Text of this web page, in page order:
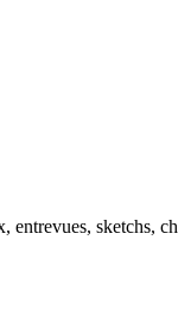
sketchs,